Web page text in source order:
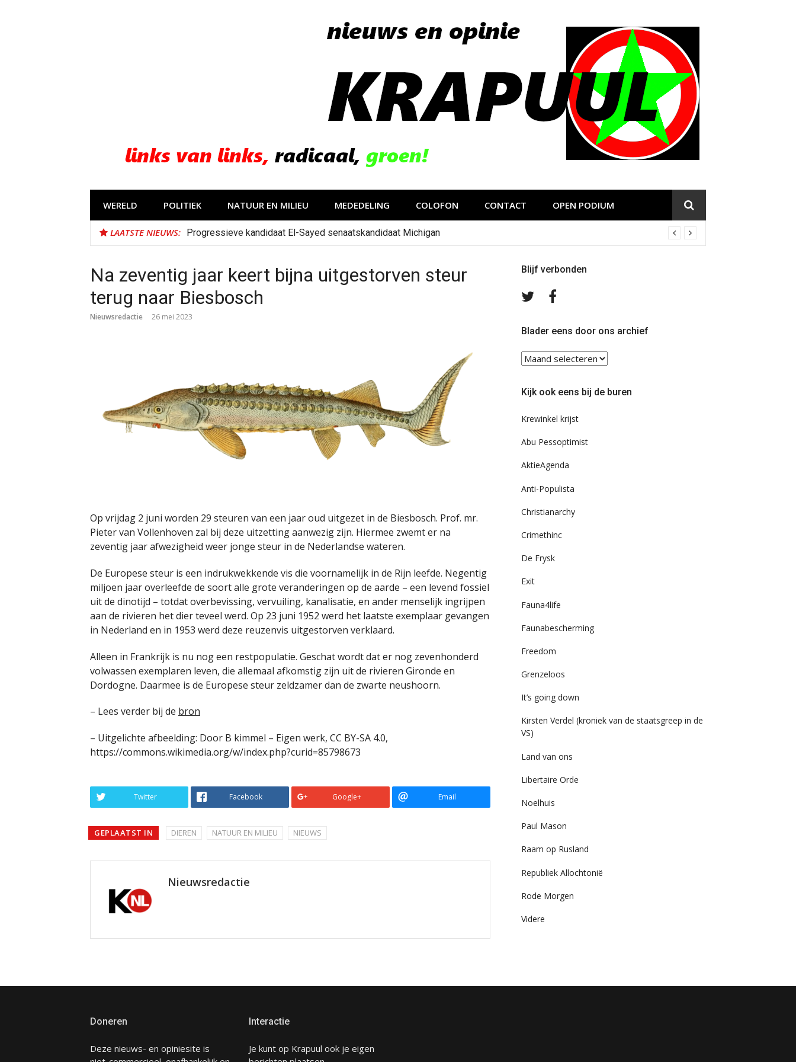
WERELD POLITIEK NATUUR EN MILIEU MEDEDELING COLOFON CONTACT OPEN PODIUM
LAATSTE NIEUWS: Progressieve kandidaat El-Sayed senaatskandidaat Michigan
Na zeventig jaar keert bijna uitgestorven steur
terug naar Biesbosch
Nieuwsredactie 26 mei 2023
Op vrijdag 2 juni worden 29 steuren van een jaar oud uitgezet in de Biesbosch. Prof. mr.
Pieter van Vollenhoven zal bij deze uitzetting aanwezig zijn. Hiermee zwemt er na
zeventig jaar afwezigheid weer jonge steur in de Nederlandse wateren.
De Europese steur is een indrukwekkende vis die voornamelijk in de Rijn leefde. Negentig
miljoen jaar overleefde de soort alle grote veranderingen op de aarde – een levend fossiel
uit de dinotijd – totdat overbevissing, vervuiling, kanalisatie, en ander menselijk ingrijpen
aan de rivieren het dier teveel werd. Op 23 juni 1952 werd het laatste exemplaar gevangen
in Nederland en in 1953 werd deze reuzenvis uitgestorven verklaard.
Alleen in Frankrijk is nu nog een restpopulatie. Geschat wordt dat er nog zevenhonderd
volwassen exemplaren leven, die allemaal afkomstig zijn uit de rivieren Gironde en
Dordogne. Daarmee is de Europese steur zeldzamer dan de zwarte neushoorn.
– Lees verder bij de bron
– Uitgelichte afbeelding: Door B kimmel – Eigen werk, CC BY-SA 4.0,
https://commons.wikimedia.org/w/index.php?curid=85798673
Twitter Facebook Google+ Email
GEPLAATST IN DIEREN NATUUR EN MILIEU NIEUWS
Nieuwsredactie
Blijf verbonden
Volg
TwitterFacebook
Blader eens door ons archief
Blader
eens
ons
Kijk ook eens bij de buren
Krewinkel krijst
Abu Pessoptimist
AktieAgenda
Anti-Populista
Christianarchy
Crimethinc
De Frysk
Exit
Fauna4life
Faunabescherming
Freedom
Grenzeloos
It’s going down
Kirsten Verdel (kroniek van de staatsgreep in de
VS)
Land van ons
Libertaire Orde
Noelhuis
Paul Mason
Raam op Rusland
Republiek Allochtonië
Rode Morgen
Videre
Doneren
Deze nieuws- en opiniesite is
Interactie
Je kunt op Krapuul ook je eigen